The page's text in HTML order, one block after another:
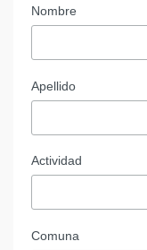
Nombre
Apellido
Actividad
Comuna